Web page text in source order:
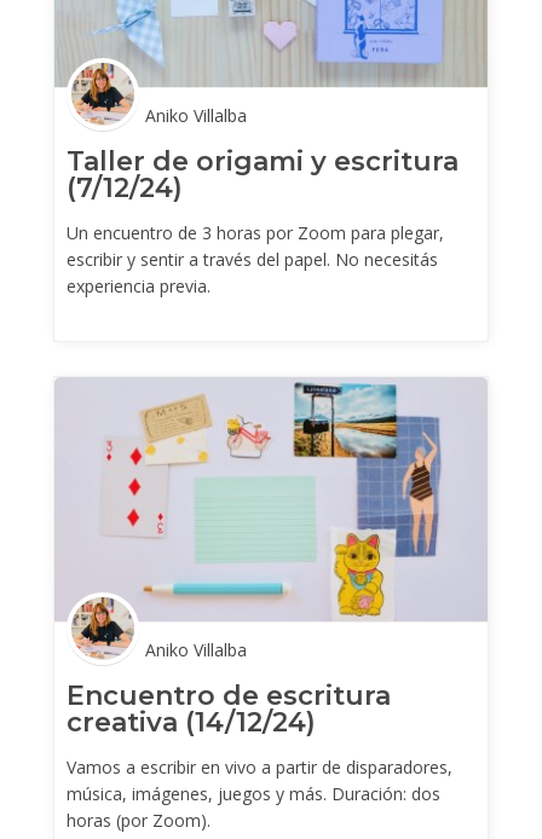
Aniko Villalba
Taller de origami y escritura
(7/12/24)
Un encuentro de 3 horas por Zoom para plegar,
escribir y sentir a través del papel. No necesitás
experiencia previa.
Aniko Villalba
Encuentro de escritura
creativa (14/12/24)
Vamos a escribir en vivo a partir de disparadores,
música, imágenes, juegos y más. Duración: dos
horas (por Zoom).